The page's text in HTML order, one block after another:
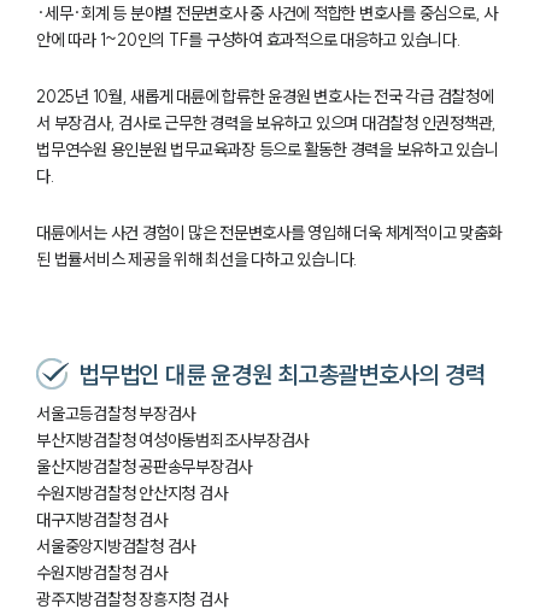
·세무·회계 등 분야별 전문변호사 중 사건에 적합한 변호사를 중심으로, 사
안에 따라 1~20인의 TF를 구성하여 효과적으로 대응하고 있습니다.
2025년 10월, 새롭게 대륜에 합류한 윤경원 변호사는 전국 각급 검찰청에
서 부장검사, 검사로 근무한 경력을 보유하고 있으며 대검찰청 인권정책관,
법무연수원 용인분원 법무교육과장 등으로 활동한 경력을 보유하고 있습니
다.
대륜에서는 사건 경험이 많은 전문변호사를 영입해 더욱 체계적이고 맞춤화
된 법률서비스 제공을 위해 최선을 다하고 있습니다.
법무법인 대륜 윤경원 최고총괄변호사의 경력
서울고등검찰청 부장검사
부산지방검찰청 여성아동범죄조사부장검사
울산지방검찰청 공판송무부장검사
수원지방검찰청 안산지청 검사
대구지방검찰청 검사
서울중앙지방검찰청 검사
수원지방검찰청 검사
광주지방검찰청 장흥지청 검사